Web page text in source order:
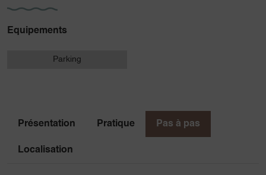
Equipements
Parking
Présentation Pratique Pas à pas
Localisation